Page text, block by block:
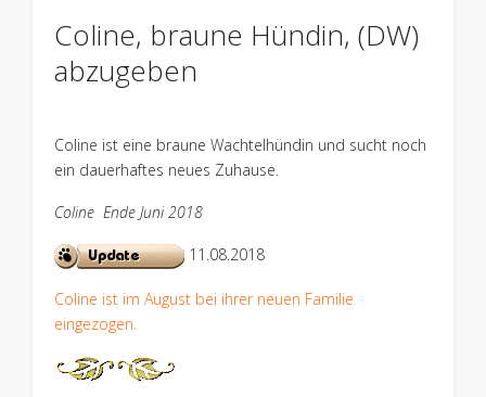
Coline, braune Hündin, (DW)
abzugeben
Coline ist eine braune Wachtelhündin und sucht noch
ein dauerhaftes neues Zuhause.
Coline Ende Juni 2018
11.08.2018
Coline ist im August bei ihrer neuen Familie
eingezogen.